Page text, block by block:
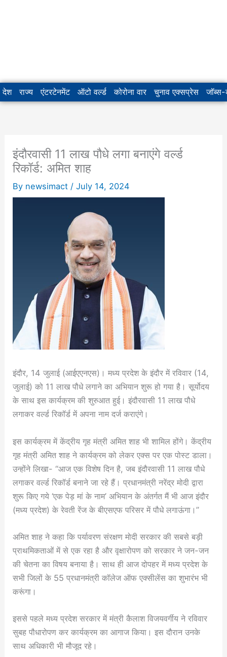
देश राज्य एंटरटेनमेंट ऑटो वर्ल्ड कोरोना वार चुनाव एक्सप्रेस जॉब्स-
इंदौरवासी 11 लाख पौधे लगा बनाएंगे वर्ल्ड
रिकॉर्ड: अमित शाह
By newsimact /July 14, 2024
इंदौर, 14 जुलाई (आईएएनएस)। मध्य प्रदेश के इंदौर में रविवार (14,
जुलाई) को 11 लाख पौधे लगाने का अभियान शुरू हो गया है। सूर्योदय
के साथ इस कार्यक्रम की शुरुआत हुई। इंदौरवासी 11 लाख पौधे
लगाकर वर्ल्ड रिकॉर्ड में अपना नाम दर्ज कराएंगे।
इस कार्यक्रम में केंद्रीय गृह मंत्री अमित शाह भी शामिल होंगे। केंद्रीय
गृह मंत्री अमित शाह ने कार्यक्रम को लेकर एक्स पर एक पोस्ट डाला।
उन्होंने लिखा- “आज एक विशेष दिन है, जब इंदौरवासी 11 लाख पौधे
लगाकर वर्ल्ड रिकॉर्ड बनाने जा रहे हैं। प्रधानमंत्री नरेंद्र मोदी द्वारा
शुरू किए गये ‘एक पेड़ मां के नाम’ अभियान के अंतर्गत मैं भी आज इंदौर
(मध्य प्रदेश) के रेवती रेंज के बीएसएफ परिसर में पौधे लगाऊंगा।”
अमित शाह ने कहा कि पर्यावरण संरक्षण मोदी सरकार की सबसे बड़ी
प्राथमिकताओं में से एक रहा है और वृक्षारोपण को सरकार ने जन-जन
की चेतना का विषय बनाया है। साथ ही आज दोपहर में मध्य प्रदेश के
सभी जिलों के 55 प्रधानमंत्री कॉलेज ऑफ एक्सीलेंस का शुभारंभ भी
करूंगा।
इससे पहले मध्य प्रदेश सरकार में मंत्री कैलाश विजयवर्गीय ने रविवार
सुबह पौधारोपण कर कार्यक्रम का आगाज किया। इस दौरान उनके
साथ अधिकारी भी मौजूद रहे।